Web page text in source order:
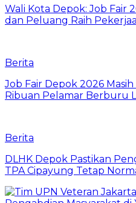
Wali Kota Depok: Job Fair
dan Peluang Raih
Berita
Job Fair Depok 2026
Ribuan Pelamar Berburu
Berita
DLHK Depok Pastikan
TPA Cipayung Tetap